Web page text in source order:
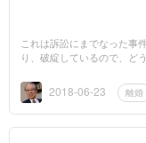
これは訴訟にまでなった事
り、破綻しているので、ど
夫婦の不和...2018-06-23 離婚